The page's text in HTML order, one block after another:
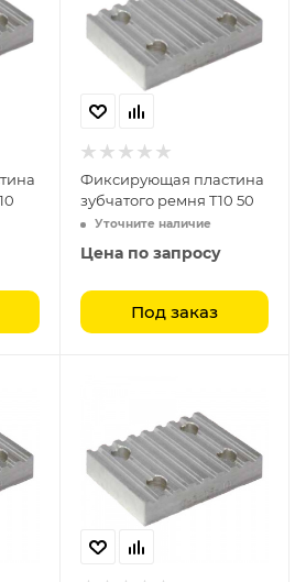
Фиксирующая пластина
зубчатого ремня T10 50
Уточните наличие
Цена по запросу
Под заказ